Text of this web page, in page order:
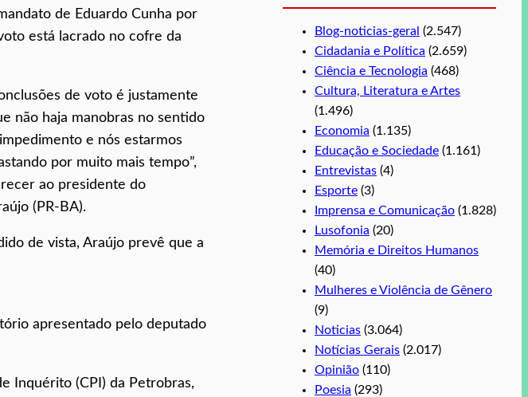
de Eduardo Cunha por
está lacrado no cofre da
de voto é justamente
não haja manobras no sentido
e nós estarmos
por muito mais tempo”,
ao presidente do
(PR-BA).
de vista, Araújo prevê que a
apresentado pelo deputado
Inquérito (CPI) da Petrobras,
Blog-noticias-geral (2.547)
Cidadania e Política (2.659)
Ciência e Tecnologia (468)
Cultura, Literatura e Artes
(1.496)
Economia (1.135)
Educação e Sociedade (1.161)
Entrevistas (4)
Esporte (3)
Imprensa e Comunicação (1.828)
Lusofonia (20)
Memória e Direitos Humanos
(40)
Mulheres e Violência de Gênero
(9)
Noticias (3.064)
Notícias Gerais (2.017)
Opinião (110)
Poesia (293)